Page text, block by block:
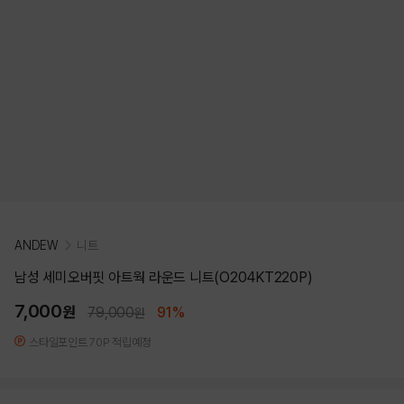
ANDEW 니트
남성 세미오버핏 아트웍 라운드 니트(O204KT220P)
7,000원 79,000원 91%
스타일포인트 70P 적립예정